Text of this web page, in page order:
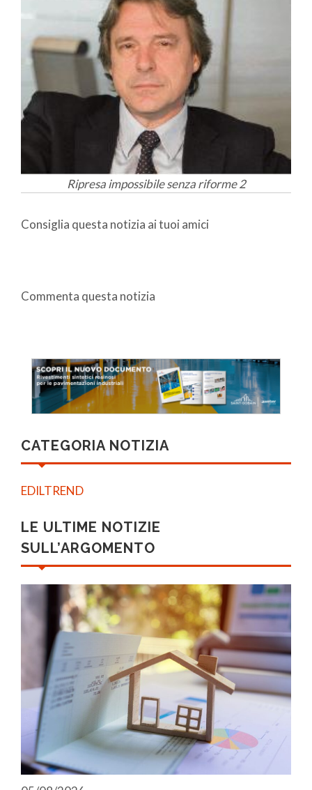
Ripresa impossibile senza riforme 2
Consiglia questa notizia ai tuoi amici
Commenta questa notizia
CATEGORIA NOTIZIA
EDILTREND
LE ULTIME NOTIZIE
SULL’ARGOMENTO